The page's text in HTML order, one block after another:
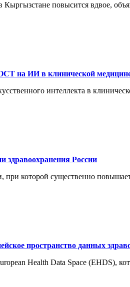
Кыргызстане повысится вдвое,
на ИИ в клинической
интеллекта в
здравоохранения России
которой существенно
пространство данных
Health Data Space (EHDS),